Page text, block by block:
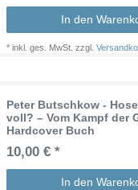
In den
*inkl. ges. MwSt. zzgl.
Peter Butschkow -
voll? – Vom Kampf der
Hardcover Buch
10,00 € *
In den